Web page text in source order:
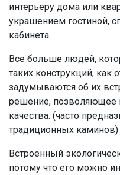
интерьеру дома или
украшением гостиной,
кабинета.
Все больше людей,
таких конструкций, как
задумываются об их
решение, позволяющее
качества. (часто
традиционных каминов)
Встроенный
потому что его можно